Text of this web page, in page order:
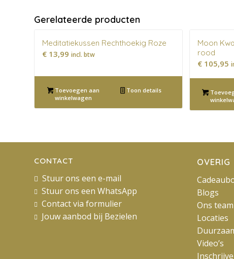
Gerelateerde producten
Meditatiekussen Rechthoekig Roze
€ 13,99 incl. btw
Toevoegen aan
winkelwagen
Toon details
Moon
rood
€105,95
CONTACT
Stuur ons een e-mail
Stuur ons een WhatsApp
Contact via formulier
Jouw aanbod bij Bezielen
OVERIG
Blogs
Ons team
Locaties
Video’s